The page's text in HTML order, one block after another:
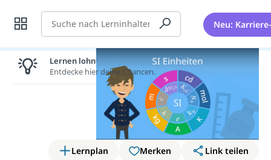
Suche Neu:
Lernplan Merken
Link teilen
Lernen lohnt sich!
Entdecke hier deine Chancen.